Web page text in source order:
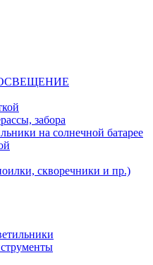
забора
на солнечной батарее
скворечники и пр.)